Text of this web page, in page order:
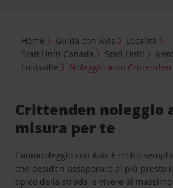
Home Guida con Avis
Località
Stati Uniti Canada
Stati Uniti
Louisville
Noleggio auto Crittenden
Crittenden noleggio
misura per te
L’autonoleggio con Avis è molto
che desideri assaporare al più presto
tipico della strada, e vivere al